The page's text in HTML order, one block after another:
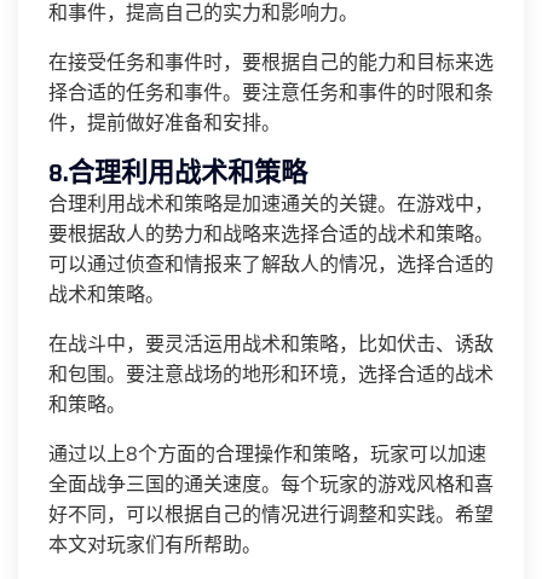
和事件，提高自己的实力和影响力。
在接受任务和事件时，要根据自己的能力和目标来选
择合适的任务和事件。要注意任务和事件的时限和条
件，提前做好准备和安排。
8.合理利用战术和策略
合理利用战术和策略是加速通关的关键。在游戏中，
要根据敌人的势力和战略来选择合适的战术和策略。
可以通过侦查和情报来了解敌人的情况，选择合适的
战术和策略。
在战斗中，要灵活运用战术和策略，比如伏击、诱敌
和包围。要注意战场的地形和环境，选择合适的战术
和策略。
通过以上8个方面的合理操作和策略，玩家可以加速
全面战争三国的通关速度。每个玩家的游戏风格和喜
好不同，可以根据自己的情况进行调整和实践。希望
本文对玩家们有所帮助。